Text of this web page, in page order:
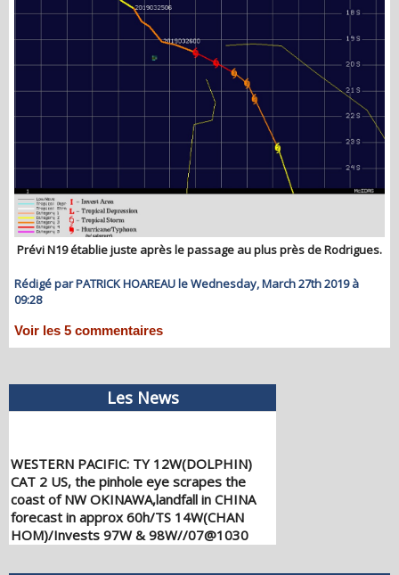
Prévi N19 établie juste après le passage au plus près de Rodrigues.
Rédigé par PATRICK HOAREAU le Wednesday, March 27th 2019 à
09:28
Voir les 5 commentaires
Les News
WESTERN PACIFIC: TY 12W(DOLPHIN)
CAT 2 US, the pinhole eye scrapes the
coast of NW OKINAWA,landfall in CHINA
forecast in approx 60h/TS 14W(CHAN
HOM)/Invests 97W & 98W//07@1030
UTC